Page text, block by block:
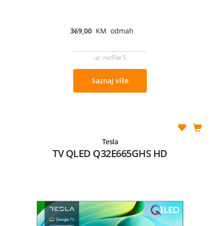
369,00 KM odmah
uz netFlat 5
Saznaj više
Tesla
TV QLED Q32E665GHS HD